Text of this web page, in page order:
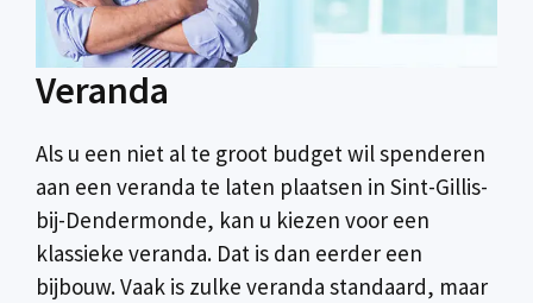
Veranda
Als u een niet al te groot budget wil spenderen
aan een veranda te laten plaatsen in Sint-Gillis-
bij-Dendermonde, kan u kiezen voor een
klassieke veranda. Dat is dan eerder een
bijbouw. Vaak is zulke veranda standaard, maar